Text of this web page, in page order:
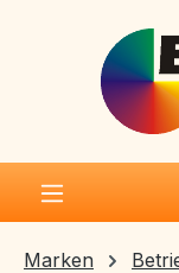
Zum Hauptinhalt
Marken